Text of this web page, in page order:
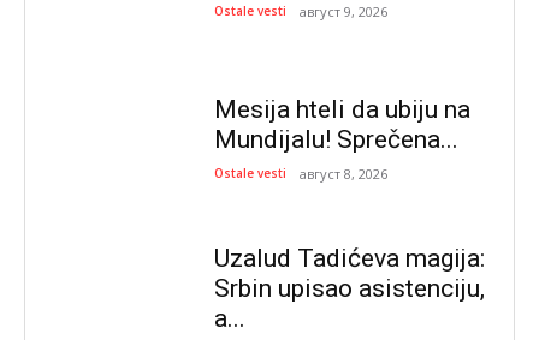
Ostale vesti август 9, 2026
Mesija hteli da ubiju na
Mundijalu! Sprečena...
Ostale vesti август 8, 2026
Uzalud Tadićeva magija:
Srbin upisao asistenciju,
a...